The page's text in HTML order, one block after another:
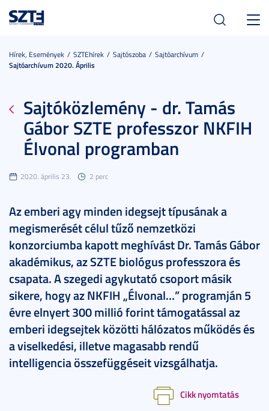
Hírek, Események SZTEhírek Sajtószoba
Sajtóarchívum
Sajtóarchívum 2020. Április
Sajtóközlemény - dr. Tamás
Gábor SZTE professzor NKFIH
Élvonal programban
2020. április 23. 2 perc
Az emberi agy minden idegsejt típusának a
megismerését célul tűző nemzetközi
konzorciumba kapott meghívást Dr. Tamás Gábor
akadémikus, az SZTE biológus professzora és
csapata. A szegedi agykutató csoport másik
sikere, hogy az NKFIH „Élvonal…” programján 5
évre elnyert 300 millió forint támogatással az
emberi idegsejtek közötti hálózatos működés és
a viselkedési, illetve magasabb rendű
intelligencia összefüggéseit vizsgálhatja.
Cikk nyomtatás